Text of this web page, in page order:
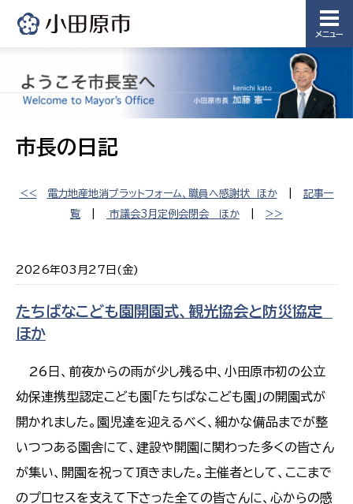
メニュー
市長の日記
<< 電力地産地消プラットフォーム、職員へ感謝状 ほか| 記事一
覧
市議会3月定例会閉会 ほか >>
2026年03月27日(金)
たちばなこども園開園式、観光協会と防災協定
ほか
26日、前夜からの雨が少し残る中、小田原市初の公立
幼保連携型認定こども園「たちばなこども園」の開園式が
開かれました。園児達を迎えるべく、細かな備品までが整
いつつある園舎にて、建設や開園に関わった多くの皆さん
が集い、開園を祝って頂きました。主催者として、ここまで
のプロセスを支えて下さった全ての皆さんに、心からの感